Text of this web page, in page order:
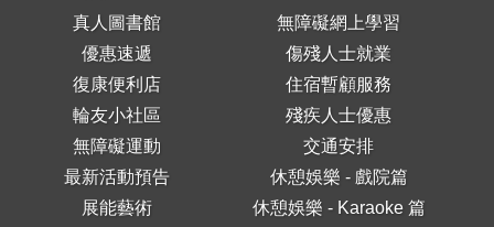
真人圖書館
優惠速遞
復康便利店
輪友小社區
無障礙運動
最新活動預告
展能藝術
無障礙網上學習
傷殘人士就業
住宿暫顧服務
殘疾人士優惠
交通安排
休憩娛樂 - 戲院篇
休憩娛樂 - Karaoke 篇